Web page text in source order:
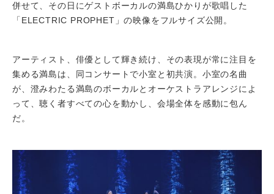
併せて、その日にゲストボーカルの満島ひかりが歌唱した
「ELECTRIC PROPHET」の映像をフルサイズ公開。
アーティスト、俳優として輝き続け、その表現が常に注目を
集める満島は、同コンサートで小室と初共演。小室の名曲
が、澄みわたる満島のボーカルとオーケストラアレンジによ
って、聴く者すべての心を動かし、会場全体を感動に包ん
だ。